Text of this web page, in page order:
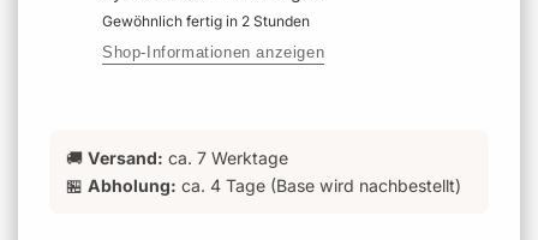
Gewöhnlich fertig in 2 Stunden
Shop-Informationen anzeigen
🚚 Versand: ca. 7 Werktage
🏪 Abholung: ca. 4 Tage (Base wird nachbestellt)